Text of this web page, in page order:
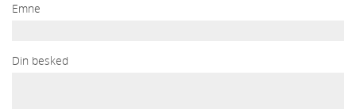
Emne
Din besked